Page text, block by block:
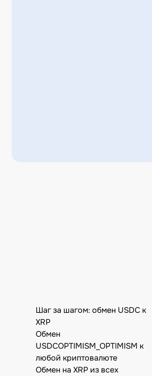
Шаг за шагом: обмен USDC к
XRP
Обмен
USDCOPTIMISM_OPTIMISM к
любой криптовалюте
Обмен на XRP из всех